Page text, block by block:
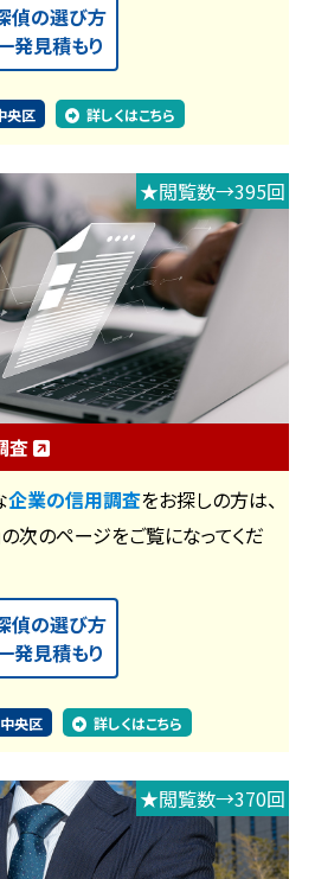
偵の選び方
発見積もり
央区 詳しくはこちら
★閲覧数→395回
査
企業の信用調査をお探しの方は、
次のページをご覧になってくだ
偵の選び方
発見積もり
中央区 詳しくはこちら
★閲覧数→370回